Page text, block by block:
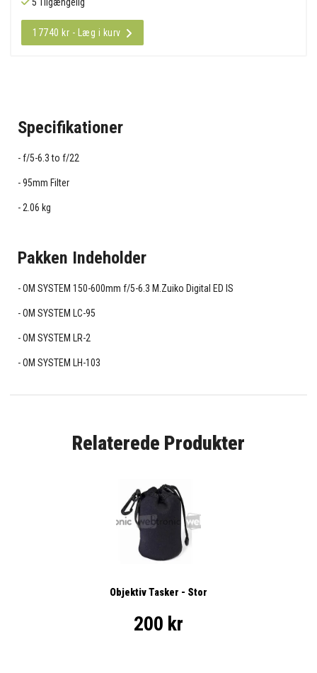
17740 kr - Læg i kurv
Specifikationer
f/5-6.3 to f/22
95mm Filter
2.06 kg
Pakken Indeholder
OM SYSTEM 150-600mm f/5-6.3 M.Zuiko Digital ED IS
OM SYSTEM LC-95
OM SYSTEM LR-2
OM SYSTEM LH-103
Relaterede Produkter
Objektiv Tasker - Stor
200 kr